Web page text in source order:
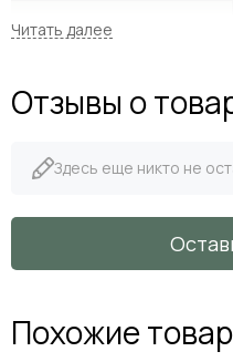
Тип Кашпо
Размер кашпо
Отзывы о
Здесь еще никто не
Похожие